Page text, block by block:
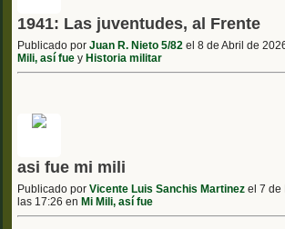
1941: Las juventudes, al Frente
Publicado por Juan R. Nieto 5/82 el 8 de Abril de
Mili, así fue y Historia militar
asi fue mi mili
Publicado por Vicente Luis Sanchis Martinez el 7 de
las 17:26 en Mi Mili, así fue